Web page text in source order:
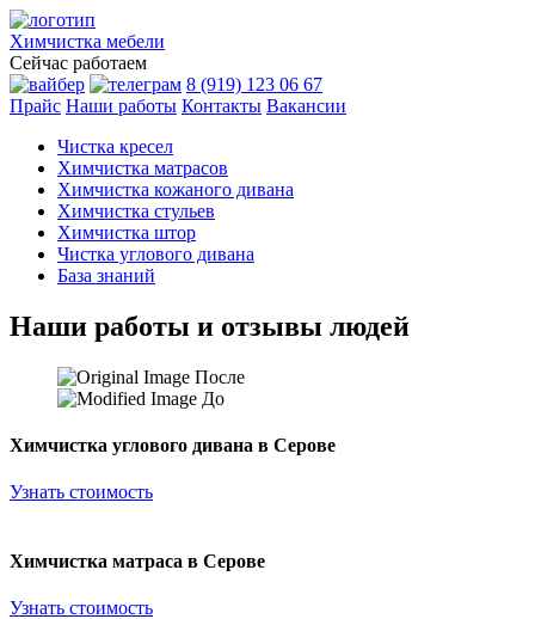
Химчистка мебели
Сейчас работаем
8 (919) 123 06 67
Прайс Наши работы Контакты Вакансии
Чистка кресел
Химчистка матрасов
Химчистка кожаного дивана
Химчистка стульев
Химчистка штор
Чистка углового дивана
База знаний
Наши работы и отзывы людей
После
До
Химчистка углового дивана в Серове
Узнать стоимость
Химчистка матраса в Серове
Узнать стоимость